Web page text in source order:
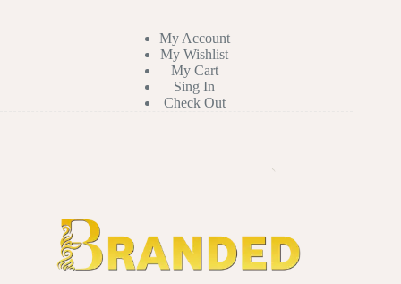
My Account
My Wishlist
My Cart
Sing In
Check Out